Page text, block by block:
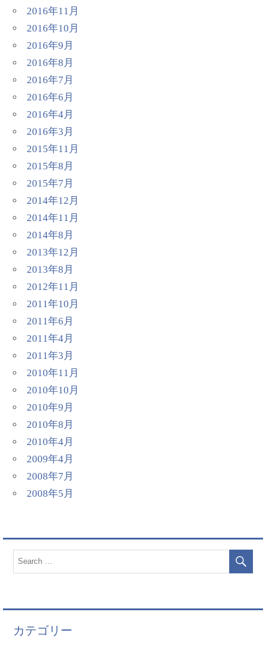
2016年11月
2016年10月
2016年9月
2016年8月
2016年7月
2016年6月
2016年4月
2016年3月
2015年11月
2015年8月
2015年7月
2014年12月
2014年11月
2014年8月
2013年12月
2013年8月
2012年11月
2011年10月
2011年6月
2011年4月
2011年3月
2010年11月
2010年10月
2010年9月
2010年8月
2010年4月
2009年4月
2008年7月
2008年5月
カテゴリー